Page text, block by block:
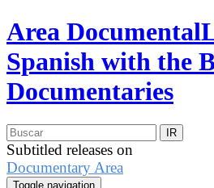
Area Documental
Spanish with the
Documentaries
Subtitled releases on
Documentary Area
Toggle navigation